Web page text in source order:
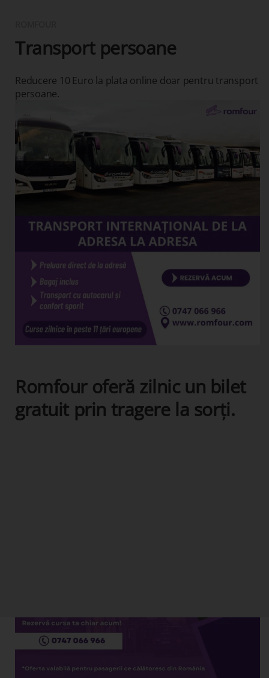
Transport persoane
Reducere 10 Euro la plata online doar pentru transport
persoane.
Romfour oferă zilnic un bilet
gratuit prin tragere la sorți.